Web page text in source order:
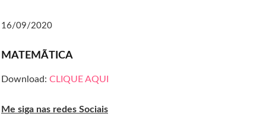
16/09/2020
MATEMÃTICA
Download: CLIQUE AQUI
Me siga nas redes Sociais